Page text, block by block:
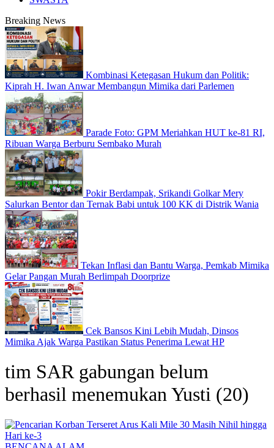
Breaking News
Kombinasi Ketegasan Hukum dan Politik:
Kiprah H. Iwan Anwar Membangun Mimika dari Parlemen
Parade Foto: GPM Meriahkan HUT ke-81 RI,
Ribuan Warga Berburu Sembako Murah
Pokir Berdampak, Srikandi Golkar Mery
Salurkan Bentor dan Ternak Babi untuk 100 KK di Distrik Wania
Tekan Inflasi dan Bantu Warga, Pemkab Mimika
Gelar Pangan Murah Berlimpah Doorprize
Cek Bansos Kini Lebih Mudah, Dinsos
Mimika Ajak Warga Pastikan Status Penerima Lewat HP
tim SAR gabungan belum
berhasil menemukan Yusti (20)